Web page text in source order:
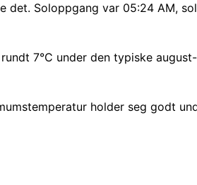
det. Soloppgang var 05:24 AM,
7°C under den typiske
holder seg godt